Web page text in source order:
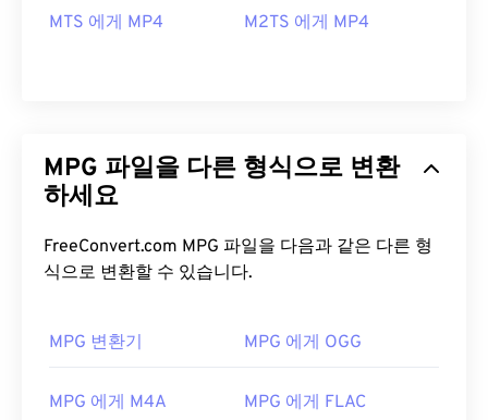
00 00 00
00 00 00
MTS 에게 MP4 M2TS 에게 MP4
MPG 파일을 다른 형식으로 변환
하세요
FreeConvert.com MPG 파일을 다음과 같은 다른 형
식으로 변환할 수 있습니다.
MPG 변환기 MPG 에게 OGG
MPG 에게 M4A MPG 에게 FLAC